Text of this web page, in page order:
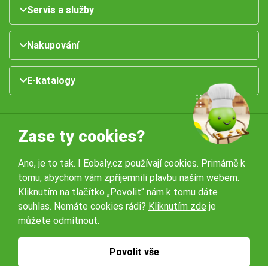
Servis a služby
Nakupování
E-katalogy
Naše pobočky:
Obchodní podmínky
Zase ty cookies?
Ano, je to tak. I Eobaly.cz používají cookies. Primárně k
tomu, abychom vám zpříjemnili plavbu naším webem.
Kliknutím na tlačítko „Povolit“ nám k tomu dáte
souhlas. Nemáte cookies rádi? Kliknutím zde je
můžete odmítnout.
Povolit vše